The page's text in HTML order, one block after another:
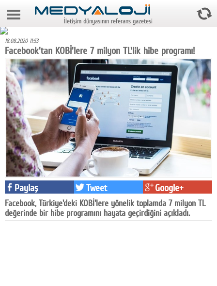
7 Ağustos 2026 19:41:17
Foto Galeri
Video Galeri
Gazeteler
Reyting-tiraj
Teknoloji
Televizyon
Dünya
Pr
İletişim dünyasının referans gazetesi
18.08.2020 11:53
Facebook'tan KOBİ'lere 7 milyon TL'lik hibe programı!
Paylaş Tweet Google+
Facebook, Türkiye'deki KOBİ'lere yönelik toplamda 7 milyon TL
değerinde bir hibe programını hayata geçirdiğini açıkladı.